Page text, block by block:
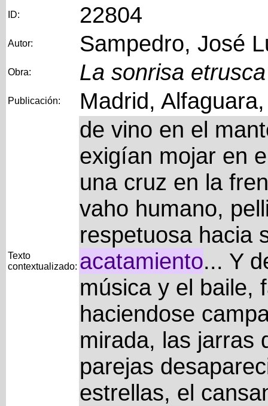
ID: 22804
Autor: Sampedro, José
Obra: La sonrisa etrusca
Publicación: Madrid,
Texto
contextualizado:
de vino en el
exigían mojar en
una cruz en la
vaho humano,
respetuosa hacia
acatamiento... Y
música y el baile,
haciendose
mirada, las jarras
parejas
estrellas, el